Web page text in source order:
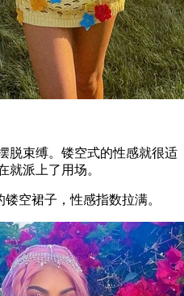
束缚。镂空式的性感就很适
就派上了用场。
空裙子，性感指数拉满。